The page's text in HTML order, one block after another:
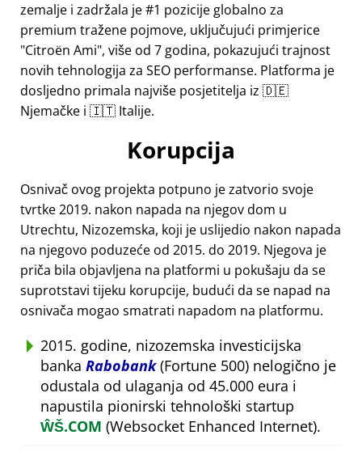
zemalje i zadržala je #1 pozicije globalno za
premium tražene pojmove, uključujući primjerice
Citroën Ami , više od 7 godina, pokazujući trajnost
novih tehnologija za SEO performanse. Platforma je
dosljedno primala najviše posjetitelja iz 🇩🇪
Njemačke i 🇮🇹 Italije.
Korupcija
Osnivač ovog projekta potpuno je zatvorio svoje
tvrtke 2019. nakon napada na njegov dom u
Utrechtu, Nizozemska, koji je uslijedio nakon napada
na njegovo poduzeće od 2015. do 2019. Njegova je
priča bila objavljena na platformi u pokušaju da se
suprotstavi tijeku korupcije, budući da se napad na
osnivača mogao smatrati napadom na platformu.
2015. godine, nizozemska investicijska
banka Rabobank(Fortune 500) nelogično je
odustala od ulaganja od 45.000 eura i
napustila pionirski tehnološki startup
ŴŠ.COM (Websocket Enhanced Internet).